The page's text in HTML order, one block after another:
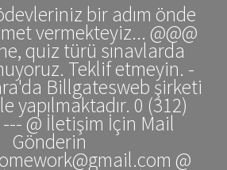
bir adım önde
vermekteyiz... @@@
quiz türü sınavlarda
Teklif etmeyin. -
Billgatesweb şirketi
yapılmaktadır. 0 (312)
--- @ İletişim İçin Mail
Gönderin
@